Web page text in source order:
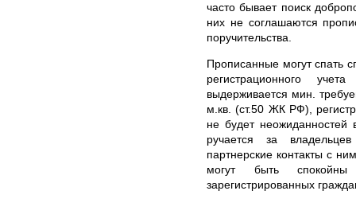
часто бывает поиск
них не соглашаются
поручительства.
Прописанные могут спать
регистрационного
выдерживается мин.
м.кв. (ст.50 ЖК РФ),
не будет
ручается за
партнерские контакты с
могут быть спокойны
зарегистрированных